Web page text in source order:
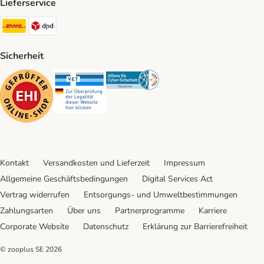
Lieferservice
DHL Shipping Method
Sicherheit
Security Security Security
Kontakt Versandkosten und Lieferzeit
Impressum
Allgemeine Geschäftsbedingungen
Digital Services Act
Vertrag widerrufen
Entsorgungs- und Umweltbestimmungen
Zahlungsarten
Über uns Partnerprogramme
Karriere
Corporate Website
Datenschutz Erklärung zur Barrierefreiheit
© zooplus SE 2026